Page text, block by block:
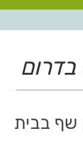
שף בבית